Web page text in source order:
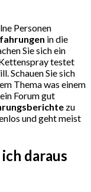
Personen
in die
Sie sich ein
testet
Schauen Sie sich
Thema was einem
Forum gut
zu
und geht meist
daraus